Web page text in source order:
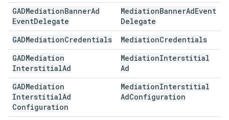
GADMediationBannerAd
EventDelegate
MediationBannerAdEvent
Delegate
GADMediationCredentials MediationCredentials
GADMediation
InterstitialAd
MediationInterstitial
Ad
GADMediation
InterstitialAd
Configuration
MediationInterstitial
AdConfiguration